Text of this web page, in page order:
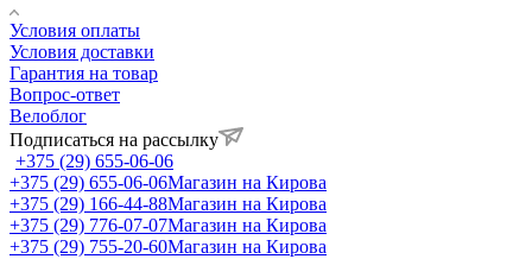
Условия оплаты
Условия доставки
Гарантия на товар
Вопрос-ответ
Велоблог
Подписаться на рассылку
+375 (29) 655-06-06
+375 (29) 655-06-06Магазин на Кирова
+375 (29) 166-44-88Магазин на Кирова
+375 (29) 776-07-07Магазин на Кирова
+375 (29) 755-20-60Магазин на Кирова